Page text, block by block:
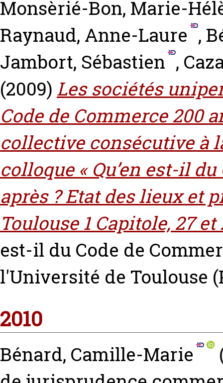
Monsèrié-Bon, Marie-
Raynaud, Anne-Laure ,
Jambort, Sébastien ,
(2009) Les sociétés
Code de Commerce 200
collective consécutive à
colloque « Qu’en est-il
après ? Etat des lieux et
Toulouse 1 Capitole, 27
est-il du Code de
l'Université de Toulouse
2010
Bénard, Camille-Marie